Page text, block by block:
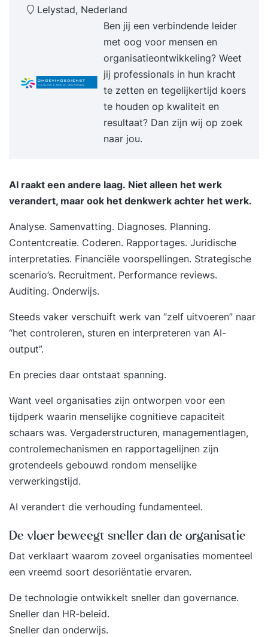
assistent – wat kun je ermee en hoe pas je ze
eenvoudig toe in je werk? Introductie AI-agents –
wat zijn het en welke rol gaan ze spelen in de
toekomst van jouw vakgebied? Meer informatie
Je leert hoe je effectieve prompts formuleert -
duidelijke opdrachten die zorgen dat AI-tools
doen wat... meer op onze website
Lelystad, Nederland
Ben jij een verbindende leider
met oog voor mensen en
organisatieontwikkeling? Weet
jij professionals in hun kracht
te zetten en tegelijkertijd koers
te houden op kwaliteit en
resultaat? Dan zijn wij op zoek
naar jou.
AI raakt een andere laag. Niet alleen het werk
verandert, maar ook het denkwerk achter het werk.
Analyse. Samenvatting. Diagnoses. Planning.
Contentcreatie. Coderen. Rapportages. Juridische
interpretaties. Financiële voorspellingen. Strategische
scenario’s. Recruitment. Performance reviews.
Auditing. Onderwijs.
Steeds vaker verschuift werk van “zelf uitvoeren” naar
“het controleren, sturen en interpreteren van AI-
output”.
En precies daar ontstaat spanning.
Want veel organisaties zijn ontworpen voor een
tijdperk waarin menselijke cognitieve capaciteit
schaars was. Vergaderstructuren, managementlagen,
controlemechanismen en rapportagelijnen zijn
grotendeels gebouwd rondom menselijke
verwerkingstijd.
AI verandert die verhouding fundamenteel.
De vloer beweegt sneller dan de organisatie
Dat verklaart waarom zoveel organisaties momenteel
een vreemd soort desoriëntatie ervaren.
De technologie ontwikkelt sneller dan governance.
Sneller dan HR-beleid.
Sneller dan onderwijs.